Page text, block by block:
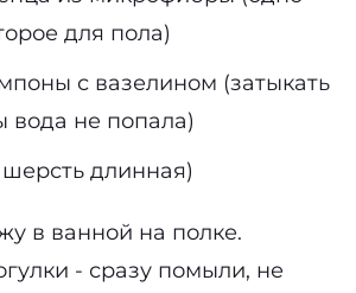
для пола)
с вазелином (затыкать
вода не попала)
длинная)
в ванной на полке.
- сразу помыли, не